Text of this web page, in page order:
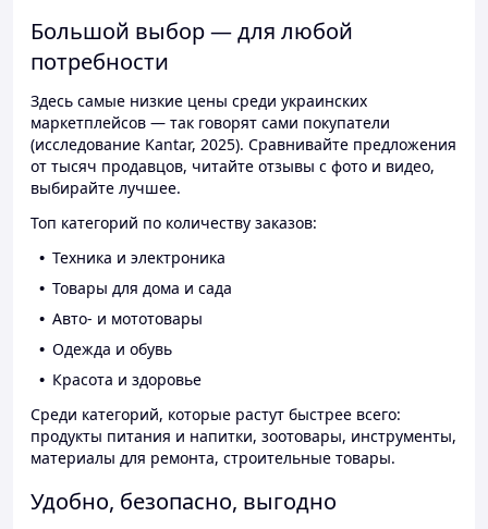
Большой выбор — для любой
потребности
Здесь самые низкие цены среди украинских
маркетплейсов — так говорят сами покупатели
(исследование Kantar, 2025). Сравнивайте предложения
от тысяч продавцов, читайте отзывы с фото и видео,
выбирайте лучшее.
Топ категорий по количеству заказов:
Техника и электроника
Товары для дома и сада
Авто- и мототовары
Одежда и обувь
Красота и здоровье
Среди категорий, которые растут быстрее всего:
продукты питания и напитки, зоотовары, инструменты,
материалы для ремонта, строительные товары.
Удобно, безопасно, выгодно